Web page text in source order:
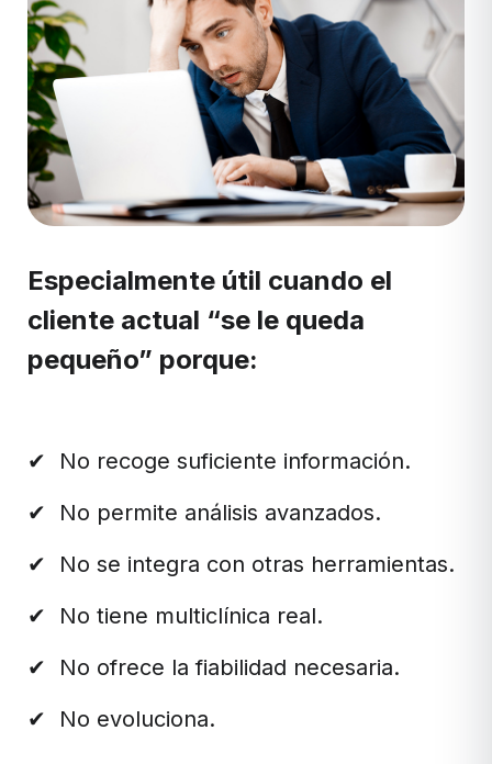
Especialmente útil cuando el
cliente actual “se le queda
pequeño” porque:
✔ No recoge suficiente información.
✔ No permite análisis avanzados.
✔ No se integra con otras herramientas.
✔ No tiene multiclínica real.
✔ No ofrece la fiabilidad necesaria.
✔ No evoluciona.